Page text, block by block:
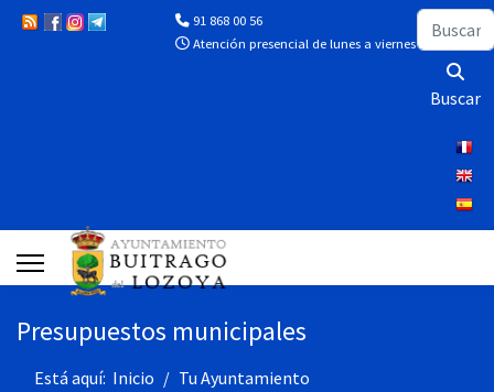
91 868 00 56
Atención presencial de lunes a viernes de 10:00 a
Buscar
Buscar
Presupuestos municipales
Está aquí: Inicio
Tu Ayuntamiento